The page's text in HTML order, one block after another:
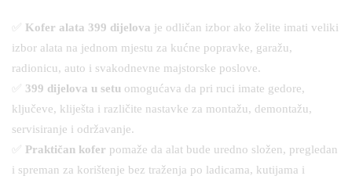
Kofer alata 399 dijelova je odličan izbor ako želite imati veliki
izbor alata na jednom mjestu za kućne popravke, garažu,
radionicu, auto i svakodnevne majstorske poslove.
399 dijelova u setu omogućava da pri ruci imate gedore,
ključeve, kliješta i različite nastavke za montažu, demontažu,
servisiranje i održavanje.
Praktičan kofer pomaže da alat bude uredno složen, pregledan
i spreman za korištenje bez traženja po ladicama, kutijama i